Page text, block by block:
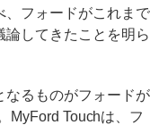
、フォードがこれまで
してきたことを明ら
るものがフォードが
MyFord Touchは、フ